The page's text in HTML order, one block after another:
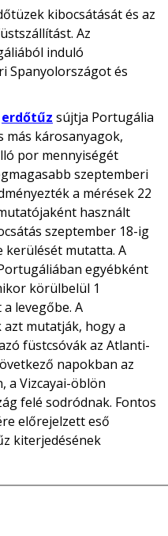
kibocsátását és az
Az
induló
Spanyolországot és
erdőtűz sújtja Portugália
más károsanyagok,
por mennyiségét
szeptemberi
a mérések 22
használt
szeptember 18-ig
kerülését mutatta. A
egyébként
körülbelül 1
levegőbe. A
mutatják, hogy a
füstcsóvák az Atlanti-
napokban az
a Vizcayai-öblön
felé sodródnak. Fontos
előrejelzett eső
kiterjedésének